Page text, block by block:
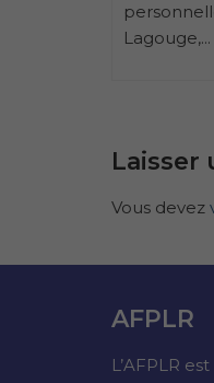
Lagouge,...
Laisser
Vous devez
AFPLR
L’AFPLR